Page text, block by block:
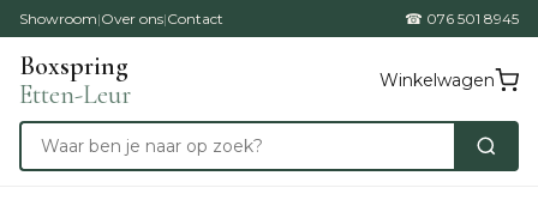
Showroom|Over ons|Contact ☎ 076 501 8945
Boxspring
Etten-Leur
Winkelwagen